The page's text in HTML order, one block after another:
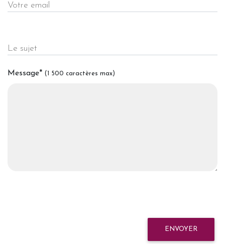
Votre email
Le sujet
Message* (1 500 caractères max)
ENVOYER